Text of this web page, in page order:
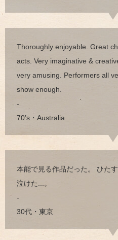
Thoroughly enjoyable. Great
acts. Very imaginative &
very amusing. Performers all
show enough.
-
70’s・Australia
本能で見る作品だった。 ひた
泣けた...。
-
30代・東京